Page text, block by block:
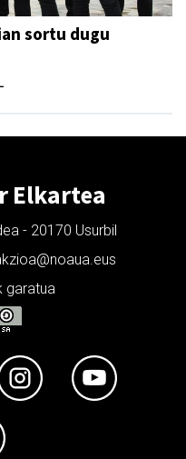
sortu dugu
Elkartea
- 20170 Usurbil
garatua